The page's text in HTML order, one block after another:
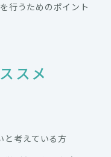
行うためのポイント
スメ
と考えている方